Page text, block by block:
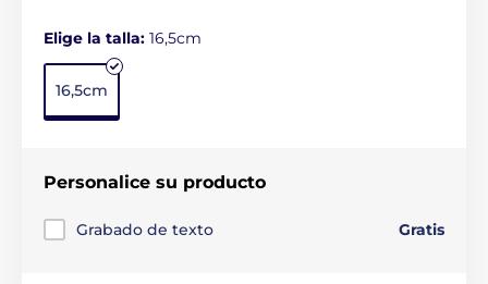
Elige la talla: 16,5cm
16,5cm
Personalice su producto
Grabado de texto Gratis